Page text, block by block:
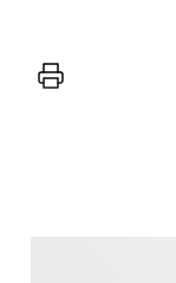
Drucker